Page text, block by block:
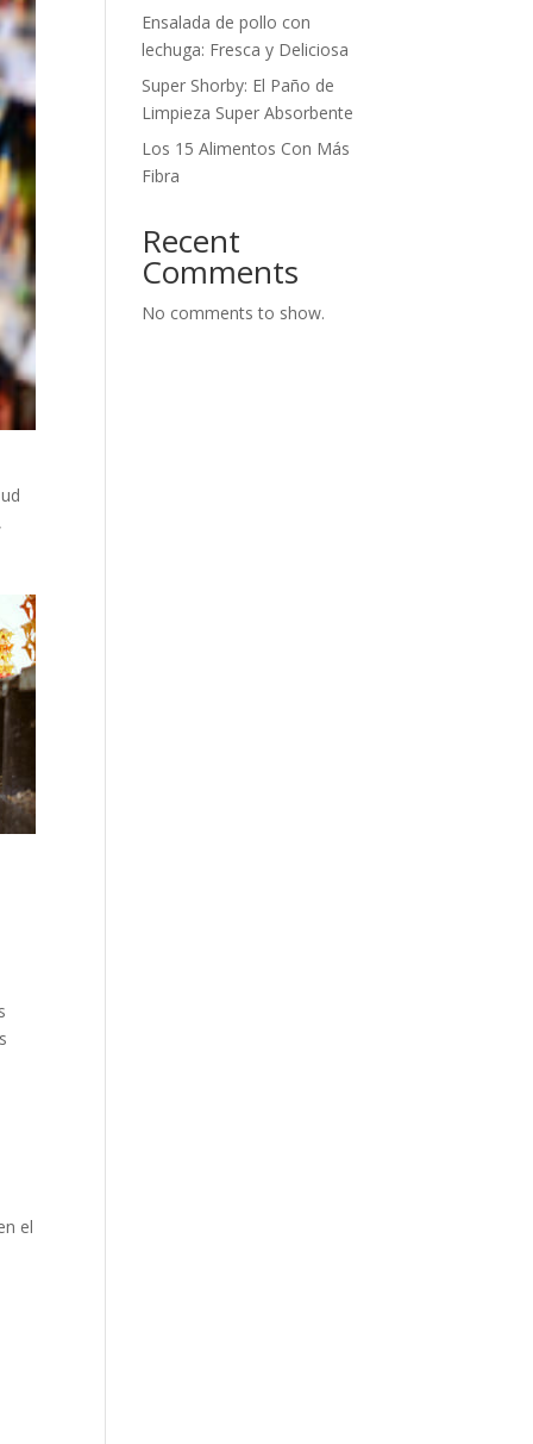
el
Ensalada de pollo con
lechuga: Fresca y Deliciosa
Super Shorby: El Paño de
Limpieza Super Absorbente
Los 15 Alimentos Con Más
Fibra
Recent
Comments
No comments to show.